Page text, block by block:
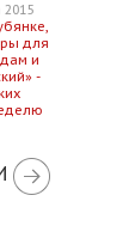
2015
для
и
-